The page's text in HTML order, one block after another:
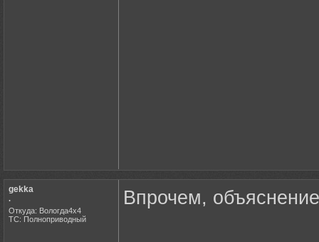
gekka
.
Откуда: Вологда4х4
ТС: Полноприводный
Впрочем,